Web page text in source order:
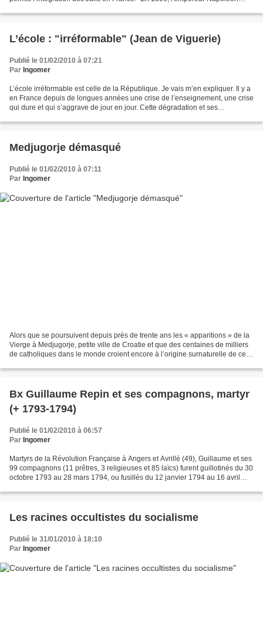
L’école : "irréformable" (Jean de Viguerie)
Publié le 01/02/2010 à 07:21
Par Ingomer
L’école irréformable est celle de la République. Je vais m’en expliquer. Il y a
en France depuis de longues années une crise de l’enseignement, une crise
qui dure et qui s’aggrave de jour en jour. Cette dégradation et ses
Medjugorje démasqué
Publié le 01/02/2010 à 07:11
Par Ingomer
Alors que se poursuivent depuis près de trente ans les « apparitions » de la
Vierge à Medjugorje, petite ville de Croatie et que des centaines de milliers
de catholiques dans le monde croient encore à l’origine surnaturelle de ces
Bx Guillaume Repin et ses compagnons, martyr
(+ 1793-1794)
Publié le 01/02/2010 à 06:57
Par Ingomer
Martyrs de la Révolution Française à Angers et Avrillé (49), Guillaume et ses
99 compagnons (11 prêtres, 3 religieuses et 85 laïcs) furent guillotinés du 30
octobre 1793 au 28 mars 1794, ou fusillés du 12 janvier 1794 au 16 avril
Les racines occultistes du socialisme
Publié le 31/01/2010 à 18:10
Par Ingomer